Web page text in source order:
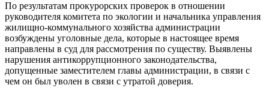
По результатам прокурорских проверок в отношении
руководителя комитета по экологии и начальника управления
жилищно-коммунального хозяйства администрации
возбуждены уголовные дела, которые в настоящее время
направлены в суд для рассмотрения по существу. Выявлены
нарушения антикоррупционного законодательства,
допущенные заместителем главы администрации, в связи с
чем он был уволен в связи с утратой доверия.